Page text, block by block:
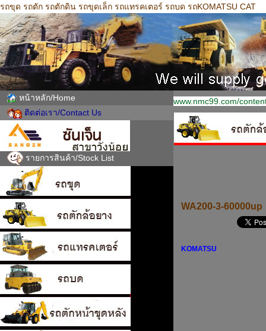
รถขุด รถตัก รถตักดิน รถขุดเล็ก รถแทรคเตอร์ รถบด รถKOMATSU CAT
หน้าหลัก/Home
ติดต่อเรา/Contact Us
รายการสินค้า/Stock List
www.nmc99.com/
WA200-3-60000up
KOMATSU